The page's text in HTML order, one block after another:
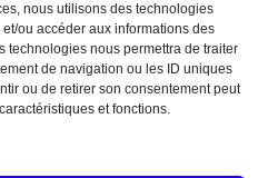
nous utilisons des technologies
ou accéder aux informations des
technologies nous permettra de traiter
de navigation ou les ID uniques
ou de retirer son consentement peut
et fonctions.